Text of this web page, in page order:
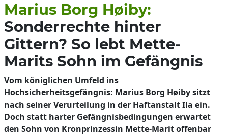
Marius Borg Høiby:
Sonderrechte hinter
Gittern? So lebt Mette-
Marits Sohn im Gefängnis
Vom königlichen Umfeld ins
Hochsicherheitsgefängnis: Marius Borg Høiby sitzt
nach seiner Verurteilung in der Haftanstalt Ila ein.
Doch statt harter Gefängnisbedingungen erwartet
den Sohn von Kronprinzessin Mette-Marit offenbar